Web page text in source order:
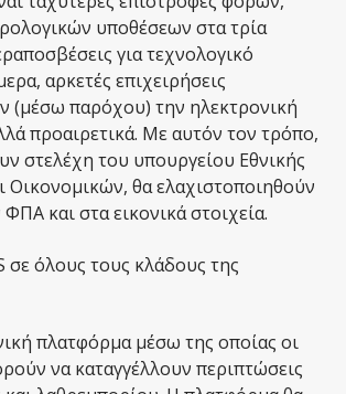
υποθέσεων στα τρία
για τεχνολογικό
αρκετές επιχειρήσεις
(μέσω παρόχου) την ηλεκτρονική
προαιρετικά. Με αυτόν τον τρόπο,
στελέχη του υπουργείου Εθνικής
Οικονομικών, θα ελαχιστοποιηθούν
και στα εικονικά στοιχεία.
σε όλους τους κλάδους της
πλατφόρμα μέσω της οποίας οι
να καταγγέλλουν περιπτώσεις